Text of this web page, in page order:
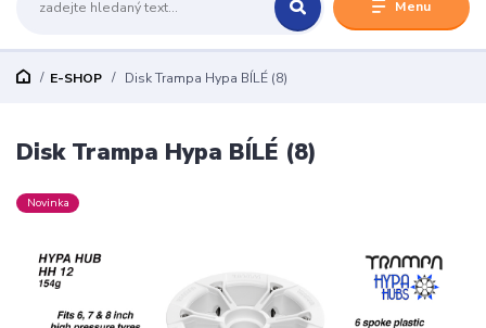
Menu
E-SHOP Disk Trampa Hypa BÍLÉ (8)
Disk Trampa Hypa BÍLÉ (8)
Novinka